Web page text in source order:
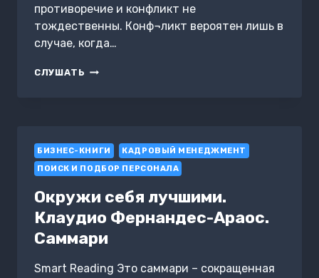
противоречие и конфликт не
тождественны. Конф¬ликт вероятен лишь в
случае, когда…
СЛУШАТЬ ДЕЛОВАЯ
БИЗНЕС-КНИГИ
КАДРОВЫЙ МЕНЕДЖМЕНТ
ПОИСК И ПОДБОР ПЕРСОНАЛА
Окружи себя лучшими.
Клаудио Фернандес-Араос.
Саммари
Smart Reading Это саммари – сокращенная